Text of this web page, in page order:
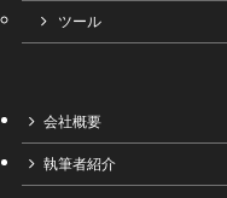
ツール
会社概要
執筆者紹介